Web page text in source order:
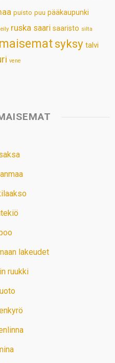
puisto puu pääkaupunki
ruska saari saaristo silta
syksy talvi
vene
lakeudet
ruukki